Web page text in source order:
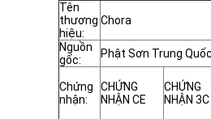
Tên
thương
hiệu:
Chora
Nguồn
gốc:
Phật Sơn Trung Quốc
Chứng
nhận:
CHỨNG
NHẬN CE
CHỨNG
NHẬN 3C